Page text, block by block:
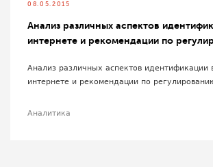
08.05.2015
Анализ различных аспектов
интернете и рекомендации по
Анализ различных аспектов идентификации
интернете и рекомендации по
Аналитика